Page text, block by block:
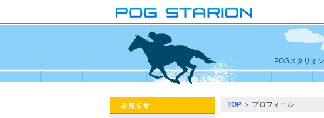
POGスタリオ
TOP ＞ プロフィール